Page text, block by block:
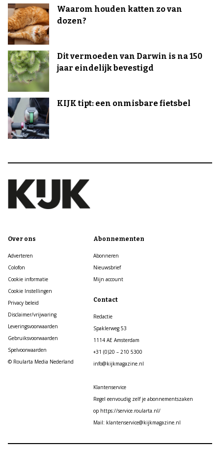
Waarom houden katten zo van
dozen?
Dit vermoeden van Darwin is na 150
jaar eindelijk bevestigd
KIJK tipt: een onmisbare fietsbel
Over ons
Adverteren
Colofon
Cookie informatie
Cookie Instellingen
Privacy beleid
Disclaimer/vrijwaring
Leveringsvoorwaarden
Gebruiksvoorwaarden
Spelvoorwaarden
© Roularta Media Nederland
Abonnementen
Abonneren
Nieuwsbrief
Mijn account
Contact
Redactie
Spaklerweg 53
1114 AE Amsterdam
+31 (0)20 – 210 5300
info@kijkmagazine.nl
Klantenservice
Regel eenvoudig zelf je abonnementszaken
op https://service.roularta.nl/
Mail: klantenservice@kijkmagazine.nl